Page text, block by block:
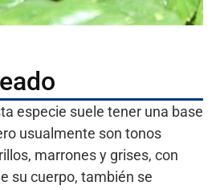
especie suele tener una base
usualmente son tonos
marrones y grises, con
su cuerpo, también se